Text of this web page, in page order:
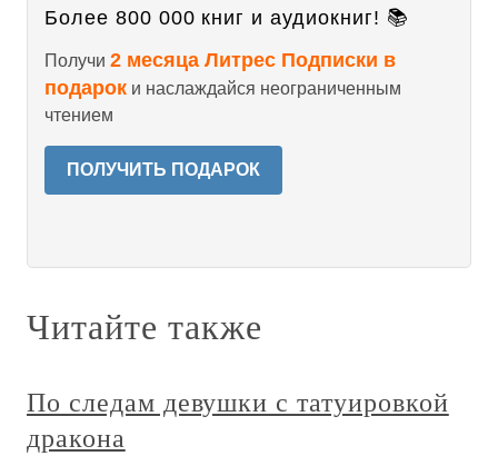
Более 800 000 книг и аудиокниг! 📚
Получи 2 месяца Литрес Подписки в
подарок и наслаждайся неограниченным
чтением
ПОЛУЧИТЬ ПОДАРОК
Читайте также
По следам девушки с татуировкой
дракона